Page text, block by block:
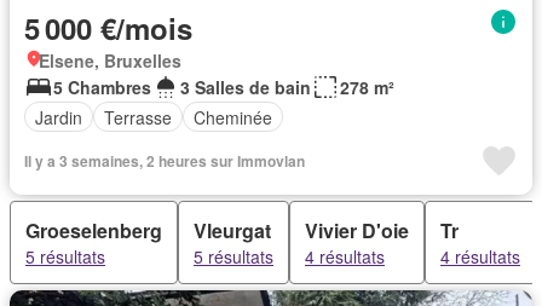
5 000 €/mois
Elsene, Bruxelles
5 Chambres
3 Salles de bain
278 m²
Jardin
Terrasse Cheminée
Il y a 3 semaines, 2 heures sur Immovlan
Groeselenberg
5 résultats
Vleurgat
5 résultats
Vivier D'oie
4 résultats
Tr
4 résultats